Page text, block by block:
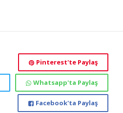
Pinterest'te Paylaş
Whatsapp'ta Paylaş
Facebook'ta Paylaş